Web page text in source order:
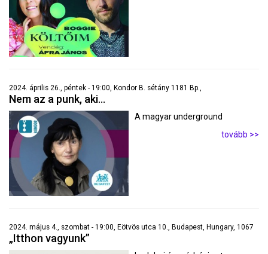
2024. április 26., péntek - 19:00, Kondor B. sétány 1181 Bp.,
Nem az a punk, aki...
A magyar underground
tovább >>
2024. május 4., szombat - 19:00, Eötvös utca 10., Budapest, Hungary, 1067
„Itthon vagyunk”